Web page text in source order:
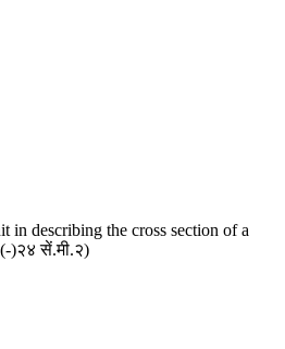
in describing the cross section of a
(-)२४ सें.मी.२)